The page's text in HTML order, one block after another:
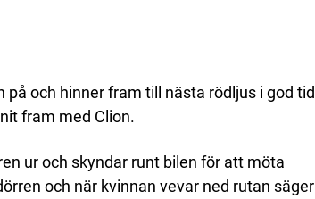
och hinner fram till nästa rödljus i god tid
fram med Clion.
ur och skyndar runt bilen för att möta
och när kvinnan vevar ned rutan säger